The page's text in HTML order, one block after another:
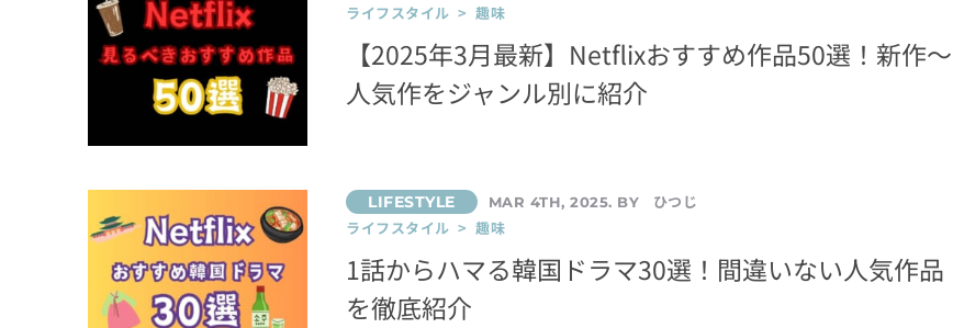
ライフスタイル > 趣味
【2025年3月最新】Netflixおすすめ作品50選！新作〜
人気作をジャンル別に紹介
MAR 4TH, 2025. BY
ひつじ
ライフスタイル > 趣味
1話からハマる韓国ドラマ30選！間違いない人気作品
を徹底紹介